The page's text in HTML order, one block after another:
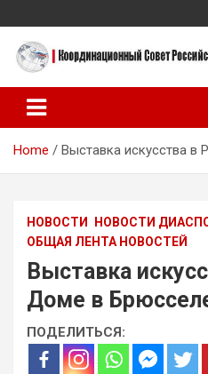
to
content
Российских
Нидерландах
Home Выставка искусства
НОВОСТИ
НОВОСТИ
ОБЩАЯ ЛЕНТА НОВОСТЕЙ
Выставка
Доме в
ПОДЕЛИТЬСЯ: